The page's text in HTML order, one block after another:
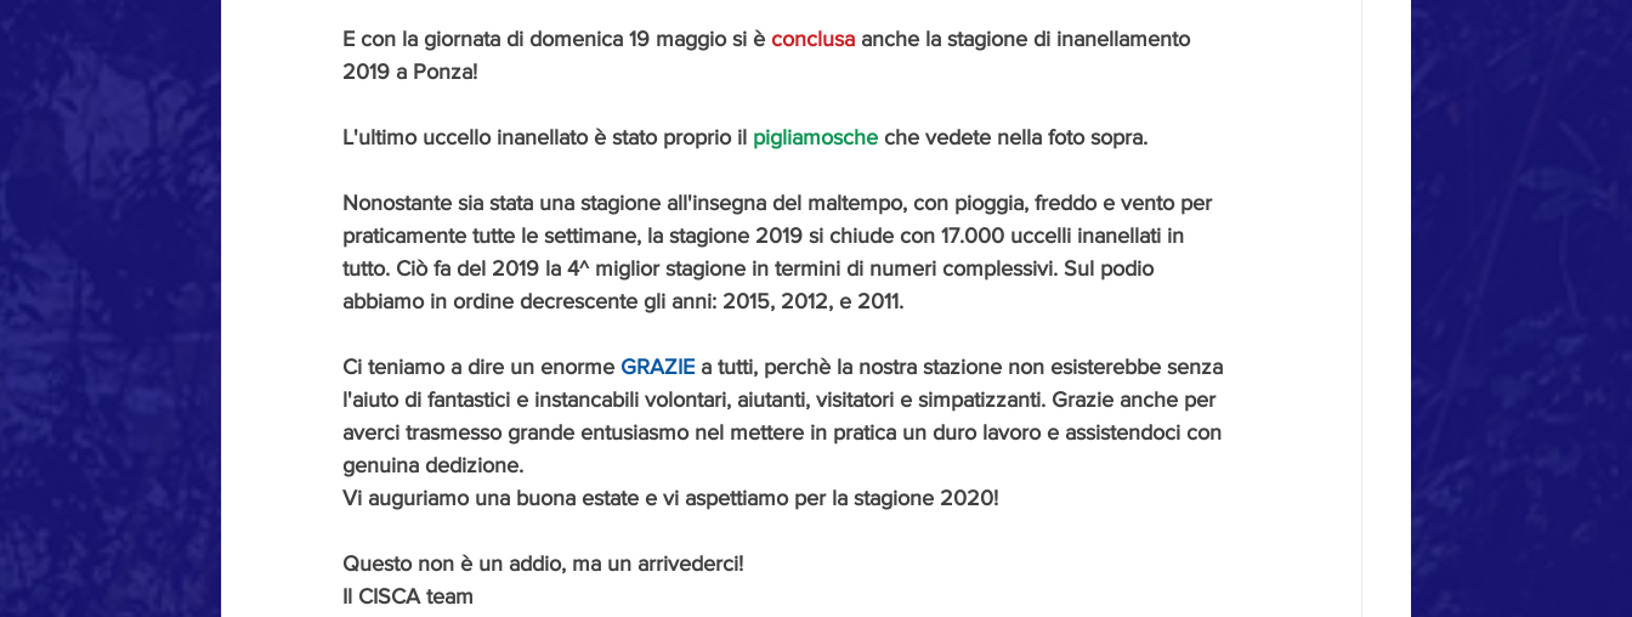
E con la giornata di domenica 19 maggio si è conclusa anche la stagione di inanellamento
2019 a Ponza!
L'ultimo uccello inanellato è stato proprio il pigliamosche che vedete nella foto sopra.
Nonostante sia stata una stagione all'insegna del maltempo, con pioggia, freddo e vento per
praticamente tutte le settimane, la stagione 2019 si chiude con 17.000 uccelli inanellati in
tutto. Ciò fa del 2019 la 4^ miglior stagione in termini di numeri complessivi. Sul podio
abbiamo in ordine decrescente gli anni: 2015, 2012, e 2011.
Ci teniamo a dire un enorme GRAZIE a tutti, perchè la nostra stazione non esisterebbe senza
l'aiuto di fantastici e instancabili volontari, aiutanti, visitatori e simpatizzanti. Grazie anche per
averci trasmesso grande entusiasmo nel mettere in pratica un duro lavoro e assistendoci con
genuina dedizione.
Vi auguriamo una buona estate e vi aspettiamo per la stagione 2020!
Questo non è un addio, ma un arrivederci!
Il CISCA team